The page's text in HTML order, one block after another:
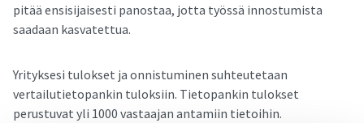
pitää ensisijaisesti panostaa, jotta työssä innostumista
saadaan kasvatettua.
Yrityksesi tulokset ja onnistuminen suhteutetaan
vertailutietopankin tuloksiin. Tietopankin tulokset
perustuvat yli 1000 vastaajan antamiin tietoihin.